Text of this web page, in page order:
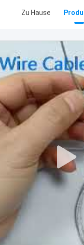
Zu Hause